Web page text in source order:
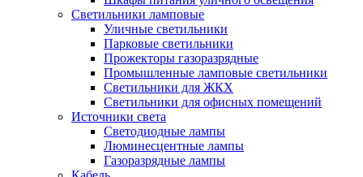
Светильники ламповые
Уличные светильники
Парковые светильники
Прожекторы газоразрядные
Промышленные ламповые светильники
Светильники для ЖКХ
Светильники для офисных помещений
Источники света
Светодиодные лампы
Люминесцентные лампы
Газоразрядные лампы